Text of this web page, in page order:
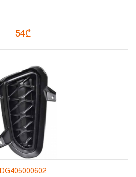
54₾
DG405000602